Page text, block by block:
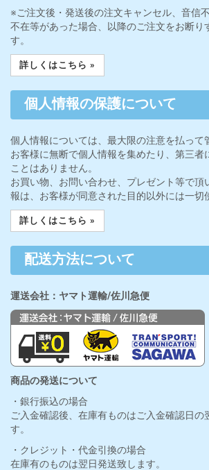
※ご注文後・発送後の注文キャンセル、音信
不在等があった場合、以降のご注文をお断り
す。
詳しくはこちら »
個人情報の保護について
個人情報については、最大限の注意を払って
お客様に無断で個人情報を集めたり、第三者
ことはありません。
お買い物、お問い合わせ、プレゼント等で頂
報は、お客様が同意された目的以外には一切
詳しくはこちら »
配送方法について
運送会社：ヤマト運輸/佐川急便
商品の発送について
・銀行振込の場合
ご入金確認後、在庫有ものはご入金確認日の
す。
・クレジット・代金引換の場合
在庫有のものは翌日発送致します。